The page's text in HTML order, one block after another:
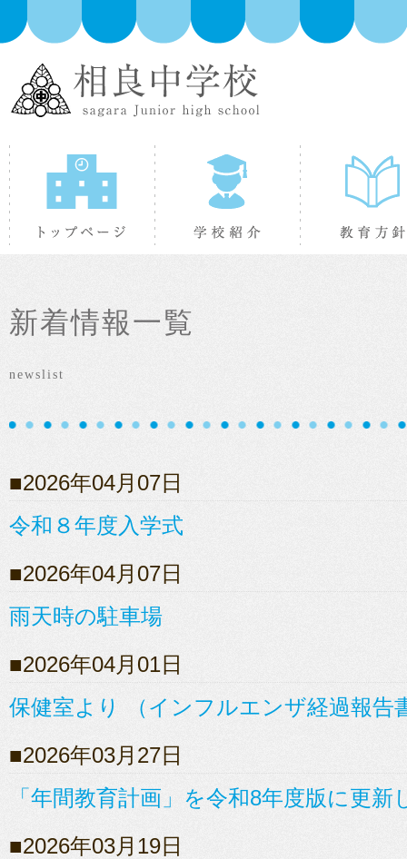
トップページ 学校紹介
新着情報一覧
newslist
2026年04月07日
令和８年度入学式
2026年04月07日
雨天時の駐車場
2026年04月01日
保健室より （インフルエンザ経過報告
2026年03月27日
「年間教育計画」を令和8年度版に更新
2026年03月19日